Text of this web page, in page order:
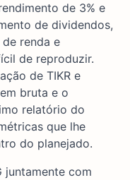
de 3% e
de dividendos,
renda e
de reproduzir.
de TIKR e
bruta e o
relatório do
que lhe
do planejado.
juntamente com